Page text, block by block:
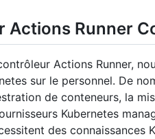
Actions Runner
Actions Runner,
sur le personnel. De
de conteneurs, la
Kubernetes
des connaissances